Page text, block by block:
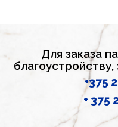
Для заказа
благоустройству,
+375
+ 375